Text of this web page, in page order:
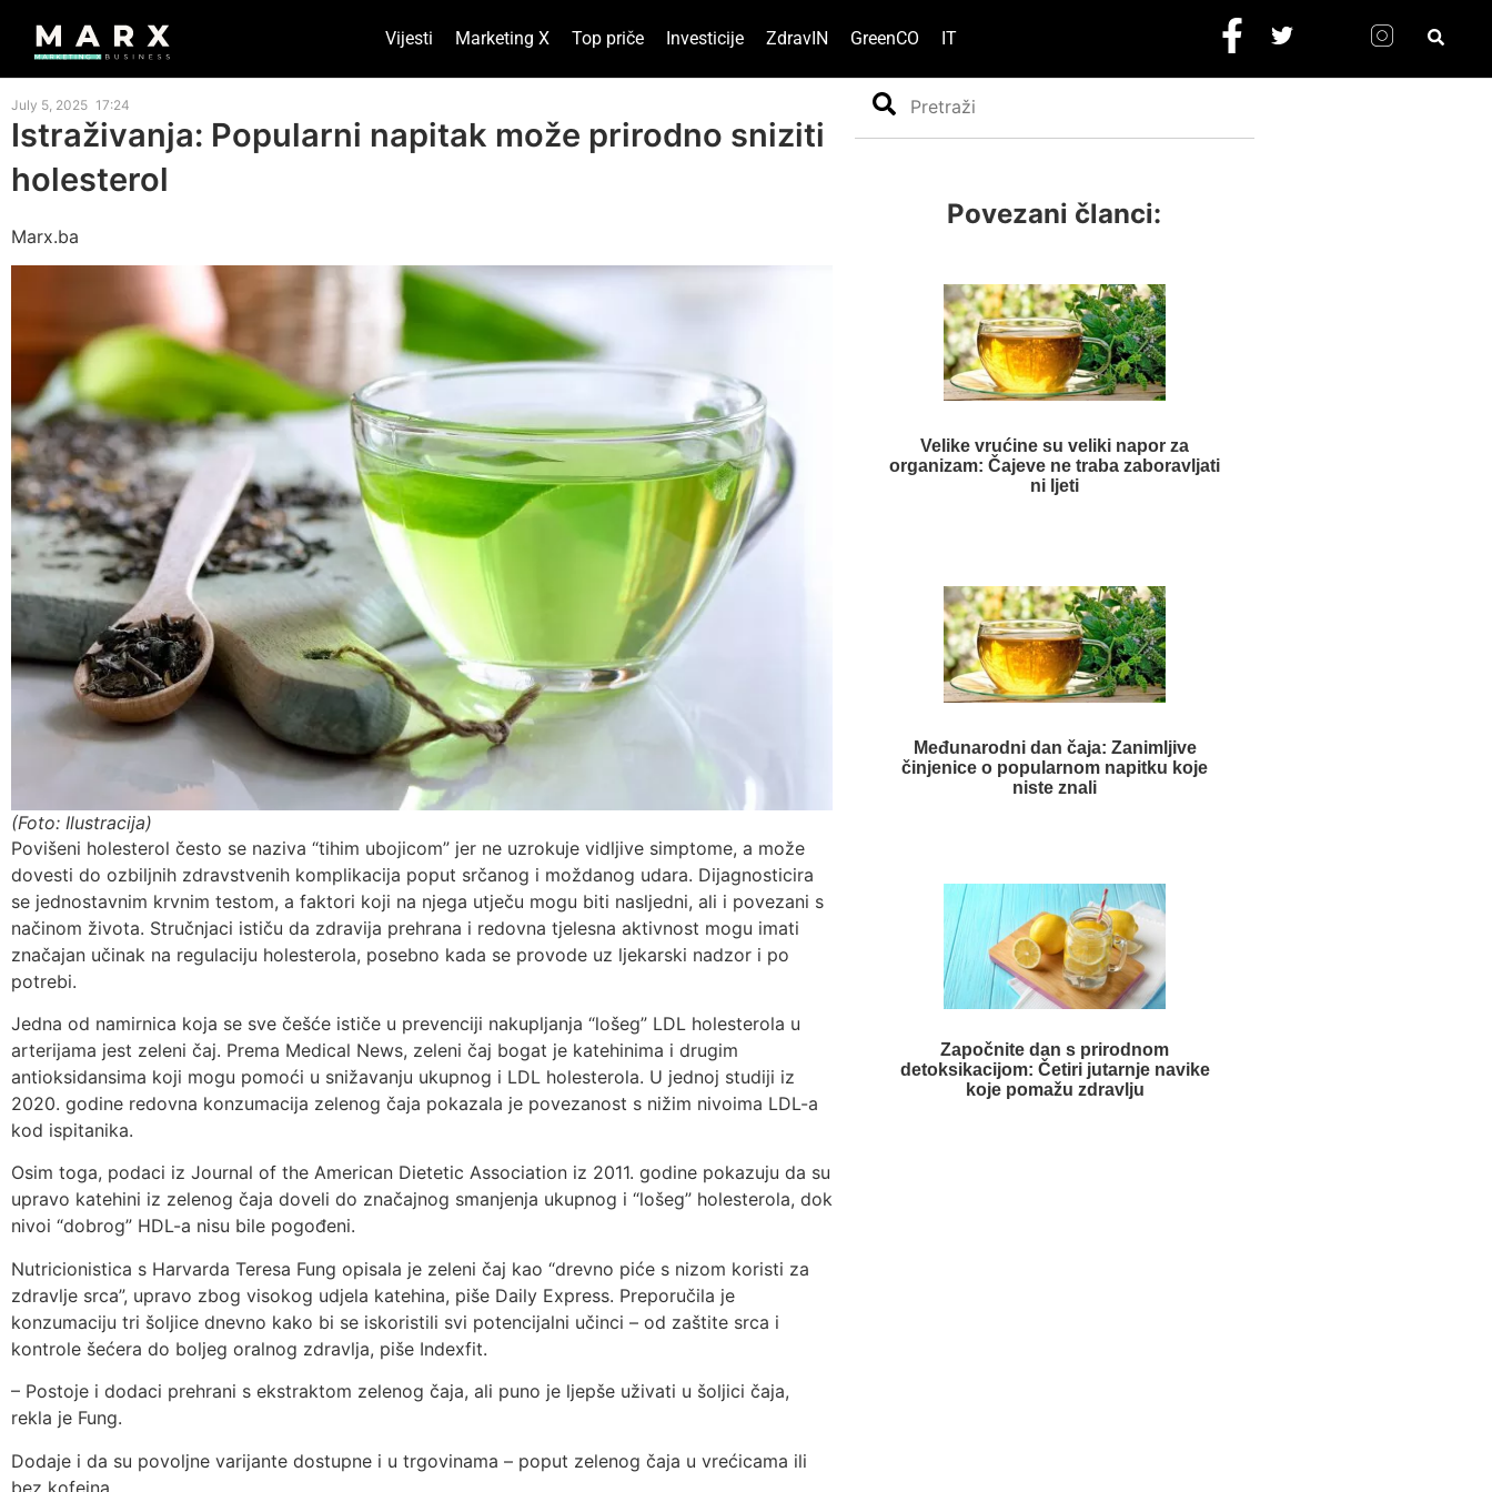
Vijesti Marketing X Top priče Investicije ZdravIN GreenCO IT
July 5, 2025 17:24
Istraživanja: Popularni napitak može prirodno sniziti
holesterol
Marx.ba
(Foto: Ilustracija)
Povišeni holesterol često se naziva “tihim ubojicom” jer ne uzrokuje vidljive simptome, a može
dovesti do ozbiljnih zdravstvenih komplikacija poput srčanog i moždanog udara. Dijagnosticira
se jednostavnim krvnim testom, a faktori koji na njega utječu mogu biti nasljedni, ali i povezani s
načinom života. Stručnjaci ističu da zdravija prehrana i redovna tjelesna aktivnost mogu imati
značajan učinak na regulaciju holesterola, posebno kada se provode uz ljekarski nadzor i po
potrebi.
Jedna od namirnica koja se sve češće ističe u prevenciji nakupljanja “lošeg” LDL holesterola u
arterijama jest zeleni čaj. Prema Medical News, zeleni čaj bogat je katehinima i drugim
antioksidansima koji mogu pomoći u snižavanju ukupnog i LDL holesterola. U jednoj studiji iz
2020. godine redovna konzumacija zelenog čaja pokazala je povezanost s nižim nivoima LDL-a
kod ispitanika.
Osim toga, podaci iz Journal of the American Dietetic Association iz 2011. godine pokazuju da su
upravo katehini iz zelenog čaja doveli do značajnog smanjenja ukupnog i “lošeg” holesterola, dok
nivoi “dobrog” HDL-a nisu bile pogođeni.
Nutricionistica s Harvarda Teresa Fung opisala je zeleni čaj kao “drevno piće s nizom koristi za
zdravlje srca”, upravo zbog visokog udjela katehina, piše Daily Express. Preporučila je
konzumaciju tri šoljice dnevno kako bi se iskoristili svi potencijalni učinci – od zaštite srca i
kontrole šećera do boljeg oralnog zdravlja, piše Indexfit.
– Postoje i dodaci prehrani s ekstraktom zelenog čaja, ali puno je ljepše uživati u šoljici čaja,
rekla je Fung.
Dodaje i da su povoljne varijante dostupne i u trgovinama – poput zelenog čaja u vrećicama ili
bez kofeina.
Search
Povezani članci:
Velike vrućine su veliki napor za
organizam: Čajeve ne traba zaboravljati
ni ljeti
Međunarodni dan čaja: Zanimljive
činjenice o popularnom napitku koje
niste znali
Započnite dan s prirodnom
detoksikacijom: Četiri jutarnje navike
koje pomažu zdravlju